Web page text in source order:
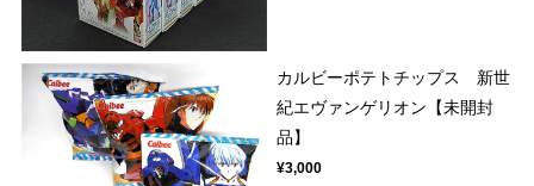
カルビーポテトチップス 新世
紀エヴァンゲリオン【未開封
品】
¥3,000